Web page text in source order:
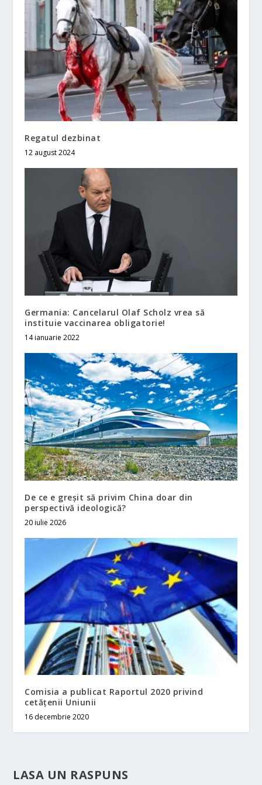
Regatul dezbinat
12 august 2024
Germania: Cancelarul Olaf Scholz vrea să
instituie vaccinarea obligatorie!
14 ianuarie 2022
De ce e greșit să privim China doar din
perspectivă ideologică?
20 iulie 2026
Comisia a publicat Raportul 2020 privind
cetăţenii Uniunii
16 decembrie 2020
LASA UN RASPUNS